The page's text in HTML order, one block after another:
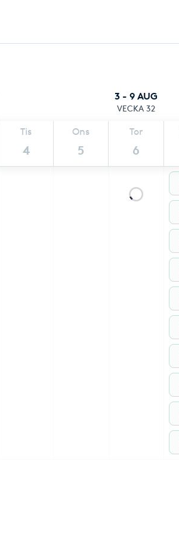
3 - 9 AUG
VECKA 32
Tis
4
Ons
5
Tor
6